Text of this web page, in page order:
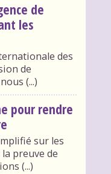
de
les
des
de
(...)
pour rendre
sur les
preuve de
(...)